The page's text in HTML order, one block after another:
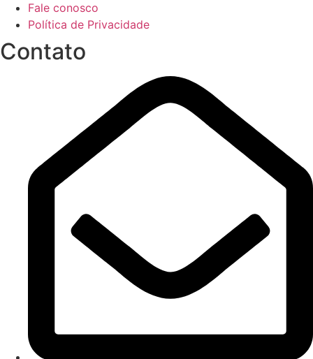
Fale conosco
Política de Privacidade
Contato